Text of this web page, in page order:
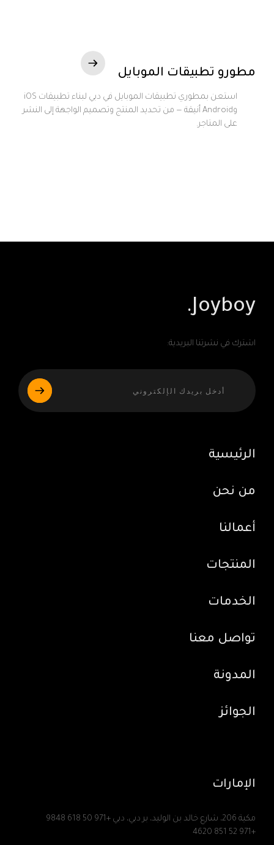
مطورو تطبيقات الموبايل
استعن بمطوري تطبيقات الموبايل في دبي لبناء تطبيقات iOS
وAndroid أنيقة — من تحديد المنتج وتصميم الواجهة إلى النشر
على المتاجر.
Joyboy.
اشترك في نشرتنا البريدية:
الرئيسية
من نحن
أعمالنا
المنتجات
الخدمات
تواصل معنا
المدونة
الجوائز
الإمارات
مكية 206، شارع خالد بن الوليد، بر دبي، دبي
+971 50 618 9848
+971 52 851 4620